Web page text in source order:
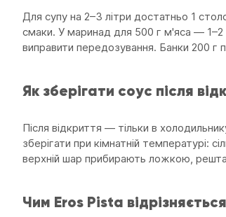
Для супу на 2–3 літри достатньо 1
смаки. У маринад для 500 г м'яса —
виправити передозування. Банки 200 г
Як зберігати соус після
Після відкриття — тільки в
зберігати при кімнатній температурі:
верхній шар прибирають ложкою,
Чим Eros Pista